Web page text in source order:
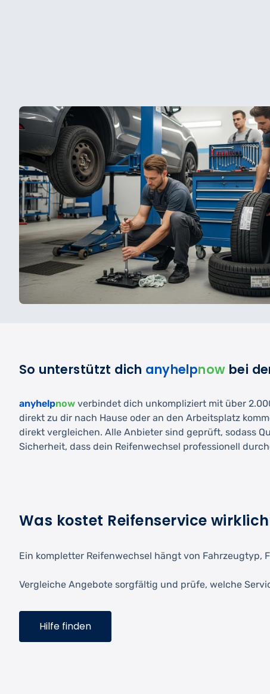
So unterstützt dich anyhelpnow bei
anyhelpnow verbindet dich unkompliziert mit über
direkt zu dir nach Hause oder an den Arbeitsplatz
direkt vergleichen. Alle Anbieter sind geprüft, sodass
Sicherheit, dass dein Reifenwechsel professionell
Was kostet Reifenservice
Ein kompletter Reifenwechsel hängt von Fahrzeugtyp,
Vergleiche Angebote sorgfältig und prüfe, welche
Hilfe finden